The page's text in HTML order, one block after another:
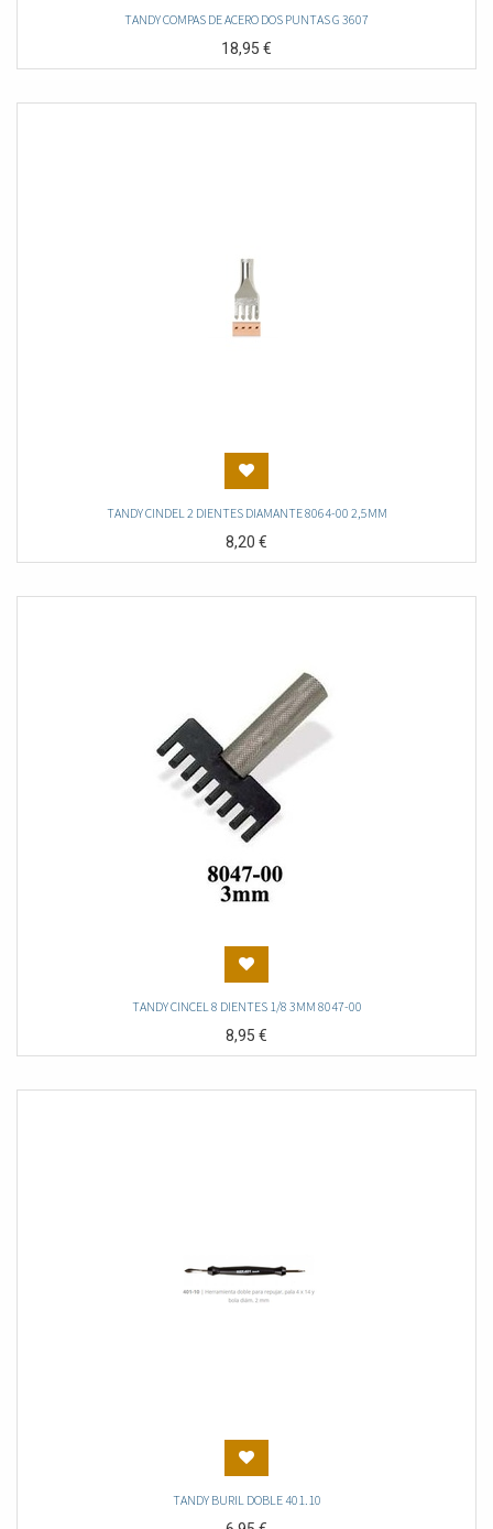
TANDY COMPAS DE ACERO DOS PUNTAS G 3607
18,95€
TANDY CINDEL 2 DIENTES DIAMANTE 8064-00 2,5MM
8,20€
TANDY CINCEL 8 DIENTES 1/8 3MM 8047-00
8,95€
TANDY BURIL DOBLE 401.10